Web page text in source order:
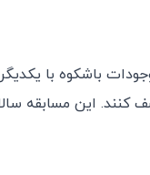
باشکوه با
این مسابقه